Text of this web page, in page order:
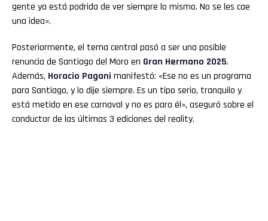
gente ya está podrida de ver siempre lo mismo. No se les cae
una idea».
Posteriormente, el tema central pasó a ser una posible
renuncia de Santiago del Moro en Gran Hermano 2025.
Además, Horacio Pagani manifestó: «Ese no es un programa
para Santiago, y lo dije siempre. Es un tipo serio, tranquilo y
está metido en ese carnaval y no es para él», aseguró sobre el
conductor de las últimas 3 ediciones del reality.